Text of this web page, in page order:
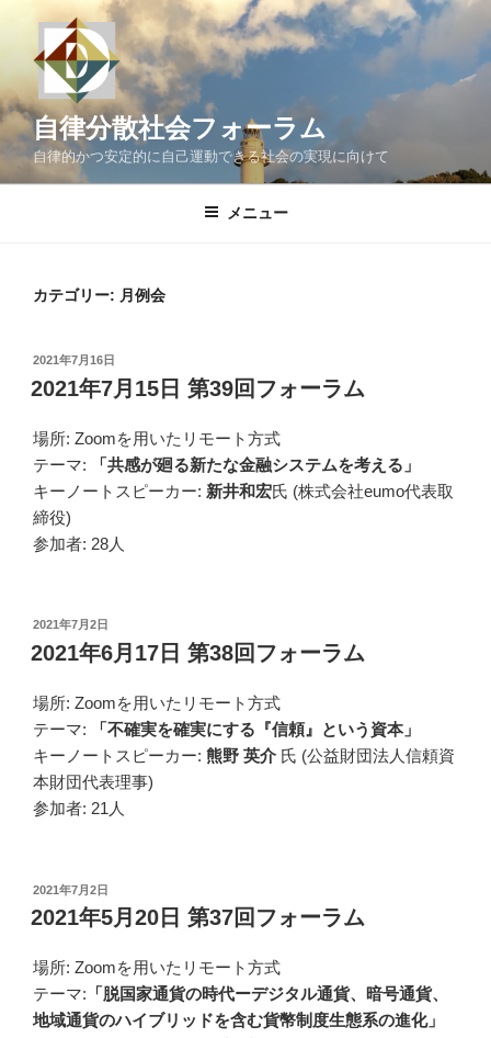
ン
ツ
へ
自律分散社会フォーラム
自律的かつ安定的に自己運動できる社会の実現に向けて
メニュー
カテゴリー: 月例会
投
稿
日:
2021年7月16日
2021年7月15日 第39回フォーラム
場所: Zoomを用いたリモート方式
テーマ: 「共感が廻る新たな金融システムを考える」
キーノートスピーカー: 新井和宏氏 (株式会社eumo代表取
締役)
参加者: 28人
投
稿
日:
2021年7月2日
2021年6月17日 第38回フォーラム
場所: Zoomを用いたリモート方式
テーマ:
「不確実を確実にする『信頼』という資本」
キーノートスピーカー: 熊野 英介 氏 (公益財団法人信頼資
本財団代表理事)
参加者: 21人
投
稿
日:
2021年7月2日
2021年5月20日 第37回フォーラム
場所: Zoomを用いたリモート方式
テーマ: 「脱国家通貨の時代ーデジタル通貨、暗号通貨、
地域通貨のハイブリッドを含む貨幣制度生態系の進化」